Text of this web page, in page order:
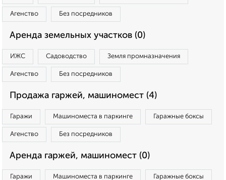
Агенство Без посредников
Аренда земельных участков (0)
ИЖС Садоводство Земля промназначения
Агенство Без посредников
Продажа гаржей, машиномест (4)
Гаражи Машиноместа в паркинге Гаражные боксы
Агенство Без посредников
Аренда гаржей, машиномест (0)
Гаражи Машиноместа в паркинге Гаражные боксы